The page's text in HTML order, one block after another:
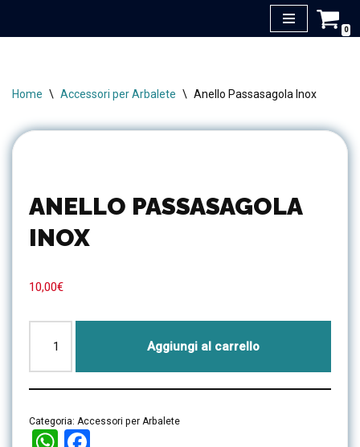
0
Home \ Accessori per Arbalete \ Anello Passasagola Inox
ANELLO PASSASAGOLA
INOX
10,00€
Aggiungi al carrello
Categoria: Accessori per Arbalete